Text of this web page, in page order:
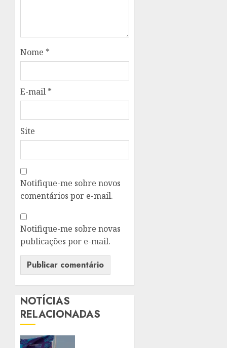
Nome *
E-mail *
Site
Notifique-me sobre novos
comentários por e-mail.
Notifique-me sobre novas
publicações por e-mail.
NOTÍCIAS
RELACIONADAS